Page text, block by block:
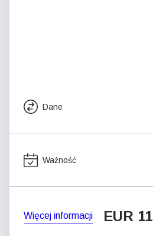
Dane
Ważność
Więcej informacji EUR 11